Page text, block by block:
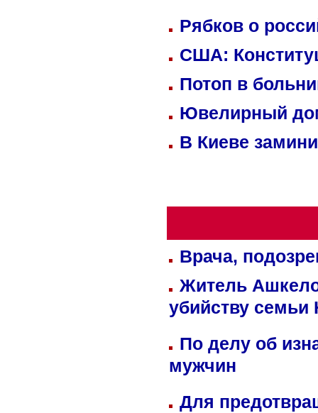
Рябков о
США:
Потоп в
Ювелирный
В Киеве
Врача,
Житель
убийству семьи
По делу об
мужчин
Для